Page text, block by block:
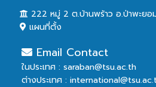
222 หมู่ 2 ต.บ้านพร้าว อ.ป่าพะย
แผนที่ตั้ง
Email Contact
ในประเทศ : saraban@tsu.ac.th
ต่างประเทศ :